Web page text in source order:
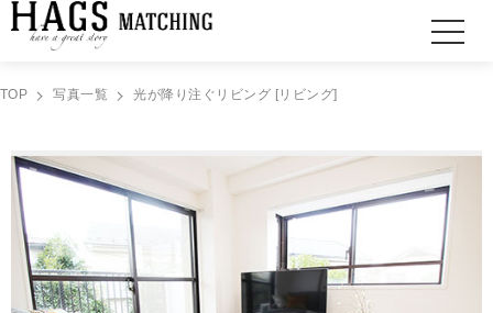
TOP 写真一覧 光が降り注ぐリビング [リビング]